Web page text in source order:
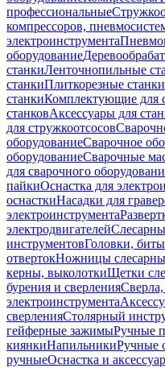
профессиональные
компрессоров,
электроинструмента
оборудование
станкиЛенточнопильные
станкиПлиткорезные станки
станкиКомплектующие для
станковАксессуары для
для стружкоотсосов
оборудованиеСварочное
оборудованиеСварочные
для сварочного
пайкиОснастка для
оснасткиНасадки для
электроинструмента
электродвигателей
инструментовГоловки, биты
отвертокНожницы
керны, выколоткиЩетки
бурения и сверления
электроинструмента
сверленияСтолярный
гейферные зажимыРучные
киянкиНапильникиРучные
ручныеОснастка и